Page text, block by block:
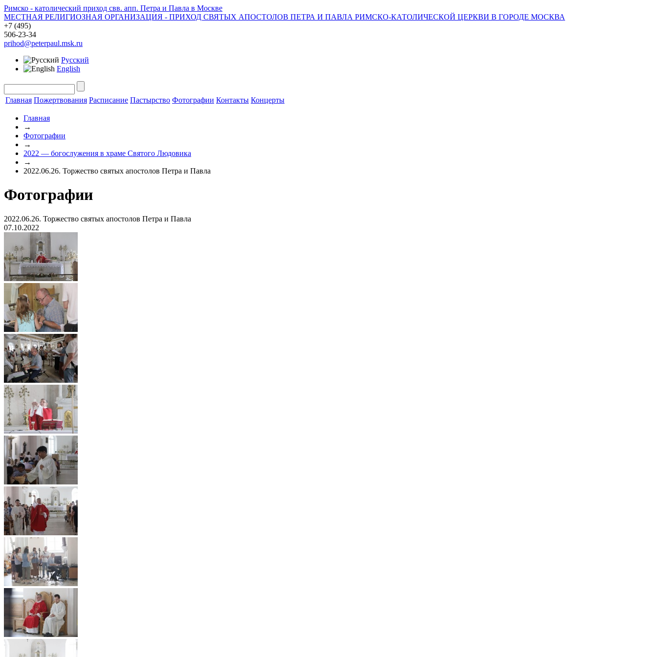
Римско - католический приход свв. апп. Петра и Павла в Москве
МЕСТНАЯ РЕЛИГИОЗНАЯ ОРГАНИЗАЦИЯ - ПРИХОД СВЯТЫХ АПОСТОЛОВ ПЕТРА И ПАВЛА РИМСКО-КАТОЛИЧЕСКОЙ ЦЕРКВИ В ГОРОДЕ МОСКВА
+7 (495)
506-23-34
prihod@peterpaul.msk.ru
Русский
English
Главная Пожертвования Расписание Пастырство Фотографии Контакты Концерты
Главная
→
Фотографии
→
2022 — богослужения в храме Святого Людовика
→
2022.06.26. Торжество святых апостолов Петра и Павла
Фотографии
2022.06.26. Торжество святых апостолов Петра и Павла
07.10.2022